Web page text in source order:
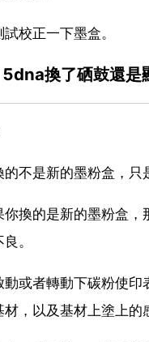
校正一下墨盒。
換了硒鼓還是
不是新的墨粉盒，只
你換的是新的墨粉盒
。
動或者轉動下碳粉使
材，以及基材上塗上的